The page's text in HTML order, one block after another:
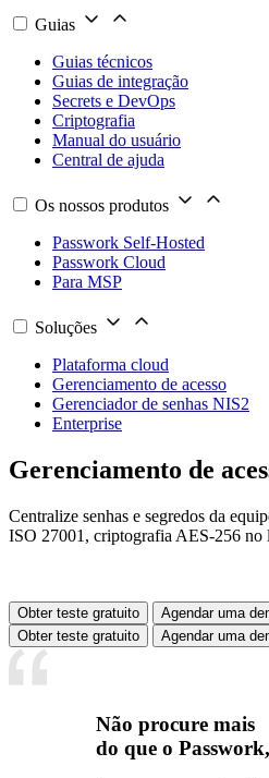
Guias
Guias técnicos
Guias de integração
Secrets e DevOps
Criptografia
Manual do usuário
Central de ajuda
Os nossos produtos
Passwork Self-Hosted
Passwork Cloud
Para MSP
Soluções
Plataforma cloud
Gerenciamento de acesso
Gerenciador de senhas NIS2
Enterprise
Gerenciamento de
Centralize senhas e segredos da
ISO 27001, criptografia AES-256 no
Obter teste gratuito
Agendar uma
Obter teste gratuito
Agendar uma
Não procure mais
do que o Passwork,